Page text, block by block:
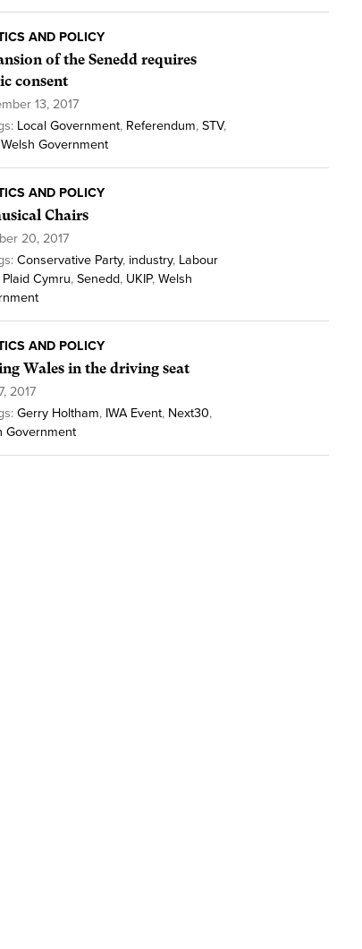
AND POLICY
of the Senedd requires
consent
13, 2017
Local Government, Referendum, STV,
Welsh Government
AND POLICY
Chairs
20, 2017
Conservative Party, industry, Labour
Plaid Cymru, Senedd, UKIP, Welsh
AND POLICY
Wales in the driving seat
2017
Gerry Holtham, IWA Event, Next30,
Government